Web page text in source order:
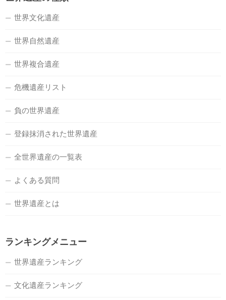
世界文化遺産
世界自然遺産
世界複合遺産
危機遺産リスト
負の世界遺産
登録抹消された世界遺産
全世界遺産の一覧表
よくある質問
世界遺産とは
ランキングメニュー
世界遺産ランキング
文化遺産ランキング